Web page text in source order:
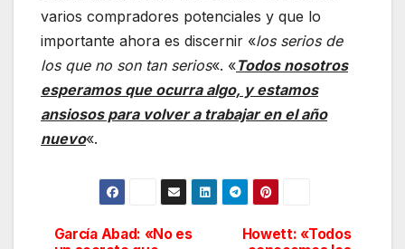
varios compradores potenciales y que lo
importante ahora es discernir «los serios de
los que no son tan serios«. «Todos nosotros
esperamos que ocurra algo, y estamos
ansiosos para volver a trabajar en el año
nuevo«.
Howett: «Todos
García Abad: «No es